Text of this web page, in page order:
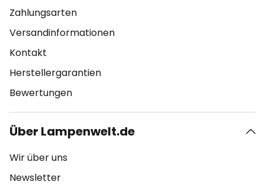
Zahlungsarten
Versandinformationen
Kontakt
Herstellergarantien
Bewertungen
Über Lampenwelt.de
Wir über uns
Newsletter